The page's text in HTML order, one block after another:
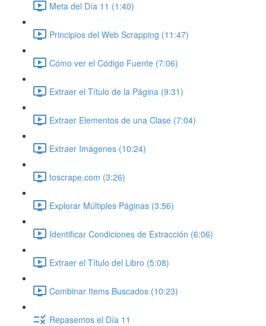
Meta del Día 11 (1:40)
Principios del Web Scrapping (11:47)
Cómo ver el Código Fuente (7:06)
Extraer el Título de la Página (9:31)
Extraer Elementos de una Clase (7:04)
Extraer Imágenes (10:24)
toscrape.com (3:26)
Explorar Múltiples Páginas (3:56)
Identificar Condiciones de Extracción (6:06)
Extraer el Título del Libro (5:08)
Combinar Items Buscados (10:23)
Repasemos el Día 11